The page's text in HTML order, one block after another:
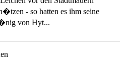
- so hatten es ihm seine
von Hyt...